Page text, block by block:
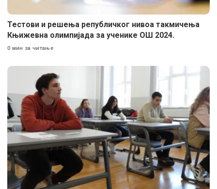
Тестови и решења републичког нивоа такмичења
Књижевна олимпијада за ученике ОШ 2024.
0 мин за читање